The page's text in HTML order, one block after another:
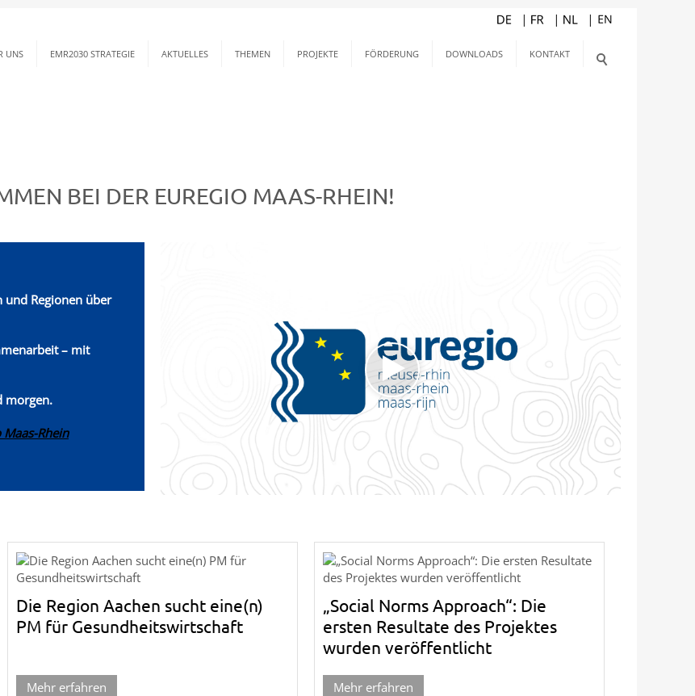
UNS EMR2030 STRATEGIE AKTUELLES THEMEN PROJEKTE FÖRDERUNG DOWNLOADS KONTAKT
BEI DER EUREGIO MAAS-RHEIN!
und Regionen über
– mit
morgen.
Maas-Rhein
Die Region Aachen sucht eine(n)
PM für Gesundheitswirtschaft
Mehr erfahren
„Social Norms Approach“: Die
ersten Resultate des Projektes
wurden veröffentlicht
Mehr erfahren